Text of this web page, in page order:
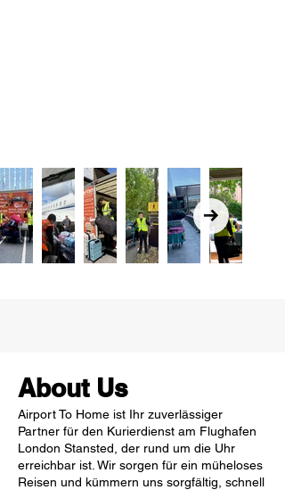
About Us
Airport To Home ist Ihr zuverlässiger
Partner für den Kurierdienst am Flughafen
London Stansted, der rund um die Uhr
erreichbar ist. Wir sorgen für ein müheloses
Reisen und kümmern uns sorgfältig, schnell